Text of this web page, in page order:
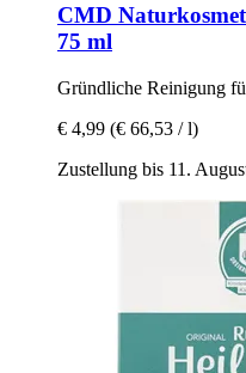
CMD
75 ml
Gründliche Reinigung
€ 4,99 (€ 66,53 / l)
Zustellung bis 11.